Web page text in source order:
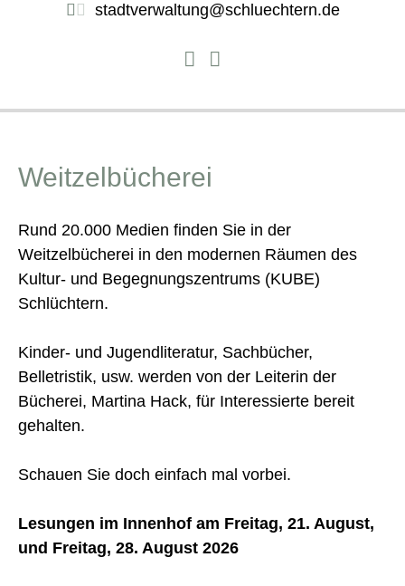
stadtverwaltung@schluechtern.de
Weitzelbücherei
Rund 20.000 Medien finden Sie in der
Weitzelbücherei in den modernen Räumen des
Kultur- und Begegnungszentrums (KUBE)
Schlüchtern.
Kinder- und Jugendliteratur, Sachbücher,
Belletristik, usw. werden von der Leiterin der
Bücherei, Martina Hack, für Interessierte bereit
gehalten.
Schauen Sie doch einfach mal vorbei.
Lesungen im Innenhof am Freitag, 21. August,
und Freitag, 28. August 2026